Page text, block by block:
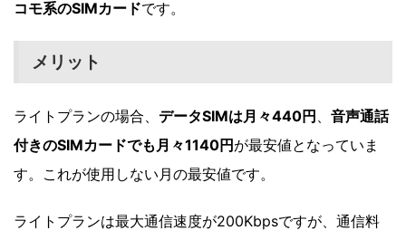
コモ系のSIMカードです。
メリット
ライトプランの場合、 データSIMは月々440円 、 音声通話
付きのSIMカードでも月々1140円 が最安値となっていま
す。これが使用しない月の最安値です。
ライトプランは最大通信速度が200Kbpsですが、通信料